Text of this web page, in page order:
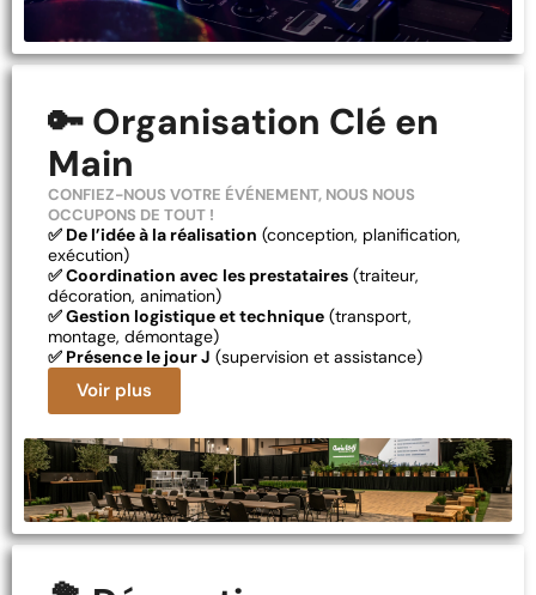
🔑 Organisation Clé en
Main
CONFIEZ-NOUS VOTRE ÉVÉNEMENT, NOUS NOUS
OCCUPONS DE TOUT !
✅ De l’idée à la réalisation (conception, planification,
exécution)
✅ Coordination avec les prestataires (traiteur,
décoration, animation)
✅ Gestion logistique et technique (transport,
montage, démontage)
✅ Présence le jour J (supervision et assistance)
Voir plus